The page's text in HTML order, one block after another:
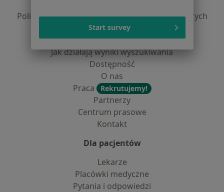
Polityka prywatności dla profesjonalistów, których
dane pozyskaliśmy samodzielnie
Polityka cookies
Jak działają wyniki wyszukiwania
Dostępność
O nas
Praca
Rekrutujemy!
Partnerzy
Centrum prasowe
Kontakt
Dla pacjentów
Lekarze
Placówki medyczne
Pytania i odpowiedzi
Start survey